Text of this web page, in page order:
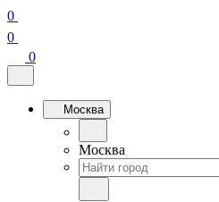
0
0
0
Москва
Москва